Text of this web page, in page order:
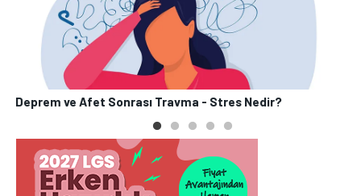
Deprem ve Afet Sonrası Travma - Stres Nedir?